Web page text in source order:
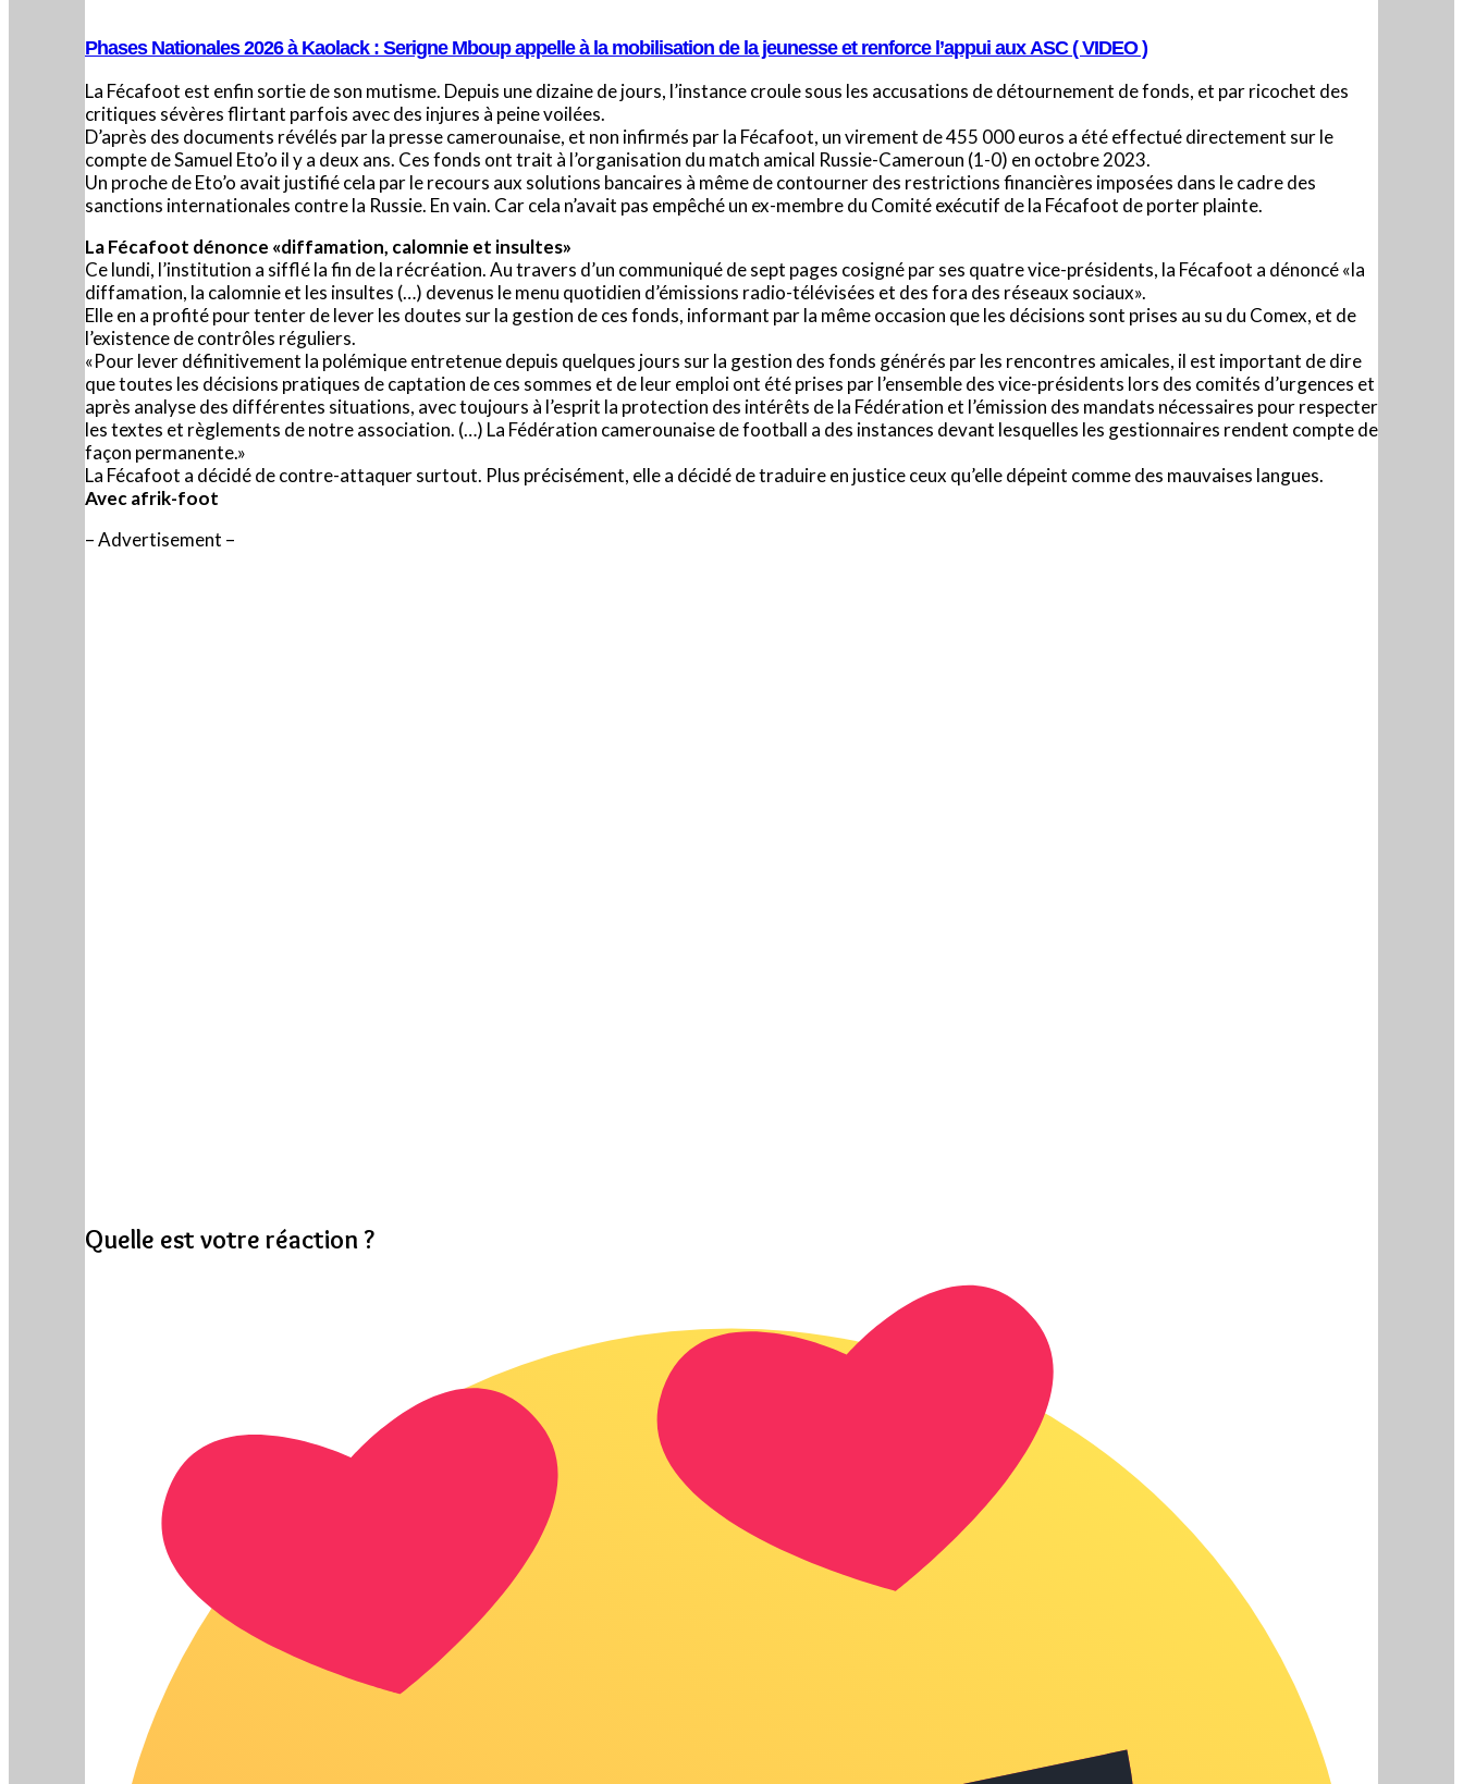
Phases Nationales 2026 à Kaolack : Serigne Mboup appelle à la mobilisation de la jeunesse et renforce l’appui aux ASC ( VIDEO )
La Fécafoot est enfin sortie de son mutisme. Depuis une dizaine de jours, l’instance croule sous les accusations de détournement de fonds, et par ricochet des
critiques sévères flirtant parfois avec des injures à peine voilées.
D’après des documents révélés par la presse camerounaise, et non infirmés par la Fécafoot, un virement de 455 000 euros a été effectué directement sur le
compte de Samuel Eto’o il y a deux ans. Ces fonds ont trait à l’organisation du match amical Russie-Cameroun (1-0) en octobre 2023.
Un proche de Eto’o avait justifié cela par le recours aux solutions bancaires à même de contourner des restrictions financières imposées dans le cadre des
sanctions internationales contre la Russie. En vain. Car cela n’avait pas empêché un ex-membre du Comité exécutif de la Fécafoot de porter plainte.
La Fécafoot dénonce «diffamation, calomnie et insultes»
Ce lundi, l’institution a sifflé la fin de la récréation. Au travers d’un communiqué de sept pages cosigné par ses quatre vice-présidents, la Fécafoot a dénoncé «la
diffamation, la calomnie et les insultes (…) devenus le menu quotidien d’émissions radio-télévisées et des fora des réseaux sociaux».
Elle en a profité pour tenter de lever les doutes sur la gestion de ces fonds, informant par la même occasion que les décisions sont prises au su du Comex, et de
l’existence de contrôles réguliers.
«Pour lever définitivement la polémique entretenue depuis quelques jours sur la gestion des fonds générés par les rencontres amicales, il est important de dire
que toutes les décisions pratiques de captation de ces sommes et de leur emploi ont été prises par l’ensemble des vice-présidents lors des comités d’urgences et
après analyse des différentes situations, avec toujours à l’esprit la protection des intérêts de la Fédération et l’émission des mandats nécessaires pour respecter
les textes et règlements de notre association. (…) La Fédération camerounaise de football a des instances devant lesquelles les gestionnaires rendent compte de
façon permanente.»
La Fécafoot a décidé de contre-attaquer surtout. Plus précisément, elle a décidé de traduire en justice ceux qu’elle dépeint comme des mauvaises langues.
Avec afrik-foot
– Advertisement –
Quelle est votre réaction ?